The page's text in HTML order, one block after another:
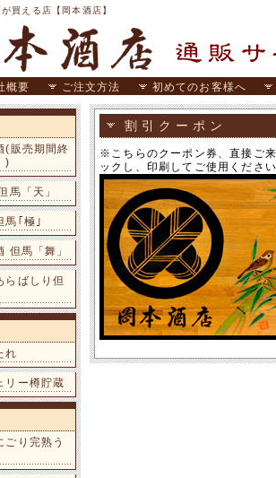
買える店【岡本酒店】
概要 ご注文方法 初めてのお客様へ
(販売期間終
)
馬「天」
馬｢極｣
但馬「舞」
らばしり但
れ
リー樽貯蔵
ごり完熟う
割引クーポン
※こちらのクーポン券、直接ご
ックし、印刷してご使用くださ